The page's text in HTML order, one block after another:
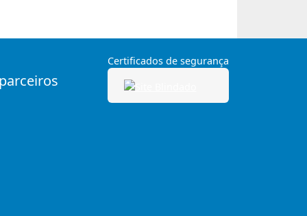
Certificados de segurança